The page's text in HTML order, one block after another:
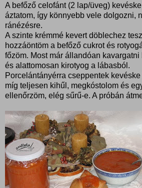
A befőző celofánt (2 lap/üveg)
áztatom, így könnyebb vele dolgozni,
ránézésre.
A szinte krémmé kevert döblechez
hozzáöntöm a befőző cukrot és
főzöm. Most már állandóan
és alattomosan kirotyog a lábasból.
Porcelántányérra cseppentek
míg teljesen kihűl, megkóstolom és
ellenőrzöm, elég sűrű-e. A próbán